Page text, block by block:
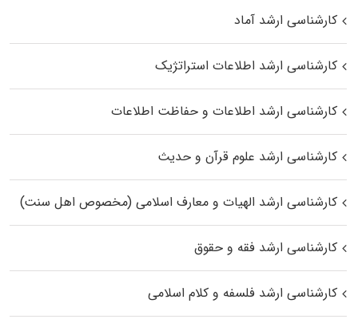
کارشناسی ارشد آماد
کارشناسی ارشد اطلاعات استراتژیک
کارشناسی ارشد اطلاعات و حفاظت اطلاعات
کارشناسی ارشد علوم قرآن و حدیث
کارشناسی ارشد الهیات و معارف اسلامی (مخصوص اهل سنت)
کارشناسی ارشد فقه و حقوق
کارشناسی ارشد فلسفه و کلام اسلامی